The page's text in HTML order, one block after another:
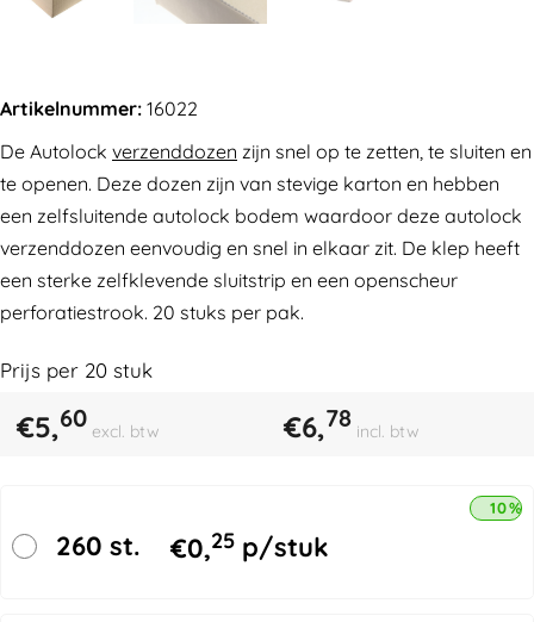
Artikelnummer: 16022
De Autolock verzenddozen zijn snel op te zetten, te sluiten en
te openen. Deze dozen zijn van stevige karton en hebben
een zelfsluitende autolock bodem waardoor deze autolock
verzenddozen eenvoudig en snel in elkaar zit. De klep heeft
een sterke zelfklevende sluitstrip en een openscheur
perforatiestrook. 20 stuks per pak.
Prijs per 20 stuk
€5,60 excl. btw €6,78 incl. btw
260 st. €0,25 p/stuk
10%